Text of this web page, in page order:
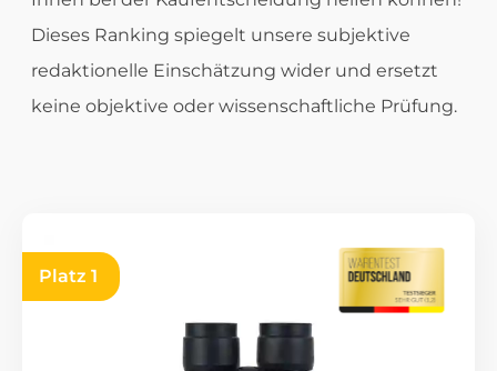
Dieses Ranking spiegelt unsere subjektive
redaktionelle Einschätzung wider und ersetzt
keine objektive oder wissenschaftliche Prüfung.
Platz 1